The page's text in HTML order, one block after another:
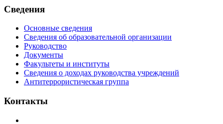
Сведения
Основные сведения
Сведения об образовательной организации
Руководство
Документы
Факультеты и институты
Сведения о доходах руководства учреждений
Антитеррористическая группа
Контакты